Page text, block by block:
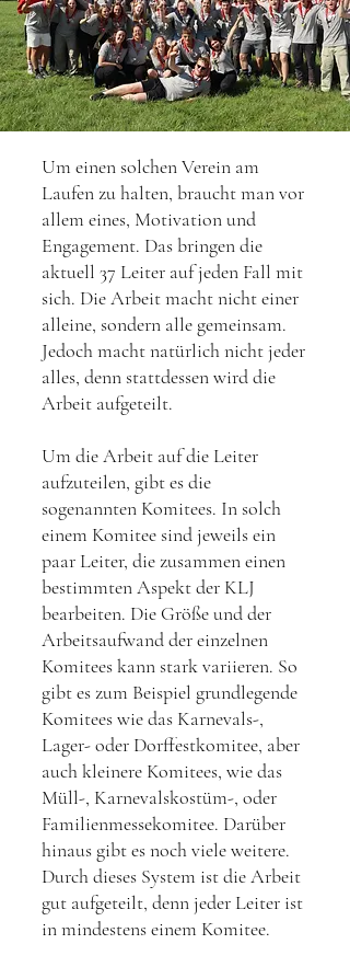
Um einen solchen Verein am
Laufen zu halten, braucht man vor
allem eines, Motivation und
Engagement. Das bringen die
aktuell 37 Leiter auf jeden Fall mit
sich. Die Arbeit macht nicht einer
alleine, sondern alle gemeinsam.
Jedoch macht natürlich nicht jeder
alles, denn stattdessen wird die
Arbeit aufgeteilt.
Um die Arbeit auf die Leiter
aufzuteilen, gibt es die
sogenannten Komitees. In solch
einem Komitee sind jeweils ein
paar Leiter, die zusammen einen
bestimmten Aspekt der KLJ
bearbeiten. Die Größe und der
Arbeitsaufwand der einzelnen
Komitees kann stark variieren. So
gibt es zum Beispiel grundlegende
Komitees wie das Karnevals-,
Lager- oder Dorffestkomitee, aber
auch kleinere Komitees, wie das
Müll-, Karnevalskostüm-, oder
Familienmessekomitee. Darüber
hinaus gibt es noch viele weitere.
Durch dieses System ist die Arbeit
gut aufgeteilt, denn jeder Leiter ist
in mindestens einem Komitee.